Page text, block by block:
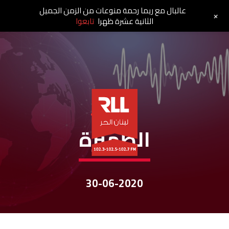
نشرات الأخبار
الظّهيرة
30-06-2020
عالبال مع ريما رحمة منوعات من الزمن الجميل
الثانية عشرة ظهرا تابعوا +